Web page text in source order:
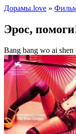
Дорамы.love »
Эрос,
Bang bang wo ai shen